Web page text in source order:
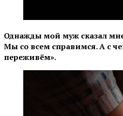
Однажды мой муж сказал
Мы со всем справимся. А с
переживём».